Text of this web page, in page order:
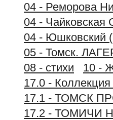
04 - Реморова
04 - Чайковская
04 - Юшковский
05 - Томск.
08 - стихи
10 -
17.0 -
17.1 - ТОМСК
17.2 - ТОМИЧИ